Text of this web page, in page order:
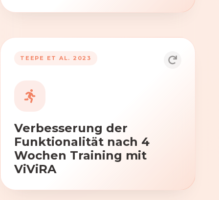
TEEPE ET AL. 2023
Verbesserung der
Funktionalität nach 4
Wochen Training mit
ViViRA
Durch die Anwendung von ViViRA
Beweglichkeit und Koordination nach